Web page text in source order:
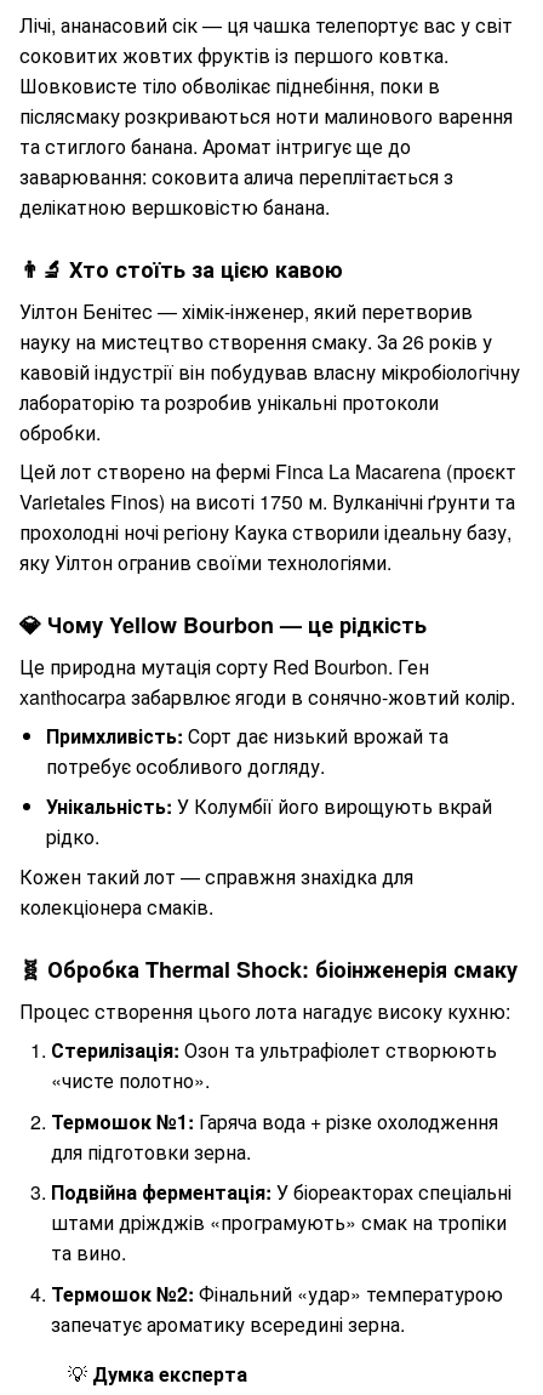
Лічі, ананасовий сік — ця чашка телепортує вас у світ
соковитих жовтих фруктів із першого ковтка.
Шовковисте тіло обволікає піднебіння, поки в
післясмаку розкриваються ноти малинового варення
та стиглого банана. Аромат інтригує ще до
заварювання: соковита алича переплітається з
делікатною вершковістю банана.
👨‍🔬 Хто стоїть за цією кавою
Уілтон Бенітес — хімік-інженер, який перетворив
науку на мистецтво створення смаку. За 26 років у
кавовій індустрії він побудував власну мікробіологічну
лабораторію та розробив унікальні протоколи
обробки.
Цей лот створено на фермі Finca La Macarena (проєкт
Varietales Finos) на висоті 1750 м. Вулканічні ґрунти та
прохолодні ночі регіону Каука створили ідеальну базу,
яку Уілтон огранив своїми технологіями.
💎 Чому Yellow Bourbon — це рідкість
Це природна мутація сорту Red Bourbon. Ген
xanthocarpa забарвлює ягоди в сонячно-жовтий колір.
Примхливість: Сорт дає низький врожай та
потребує особливого догляду.
Унікальність: У Колумбії його вирощують вкрай
рідко.
Кожен такий лот — справжня знахідка для
колекціонера смаків.
🧬 Обробка Thermal Shock: біоінженерія смаку
Процес створення цього лота нагадує високу кухню:
Стерилізація: Озон та ультрафіолет створюють
«чисте полотно».
Термошок №1: Гаряча вода + різке охолодження
для підготовки зерна.
Подвійна ферментація: У біореакторах спеціальні
штами дріжджів «програмують» смак на тропіки
та вино.
Термошок №2: Фінальний «удар» температурою
запечатує ароматику всередині зерна.
💡 Думка експерта